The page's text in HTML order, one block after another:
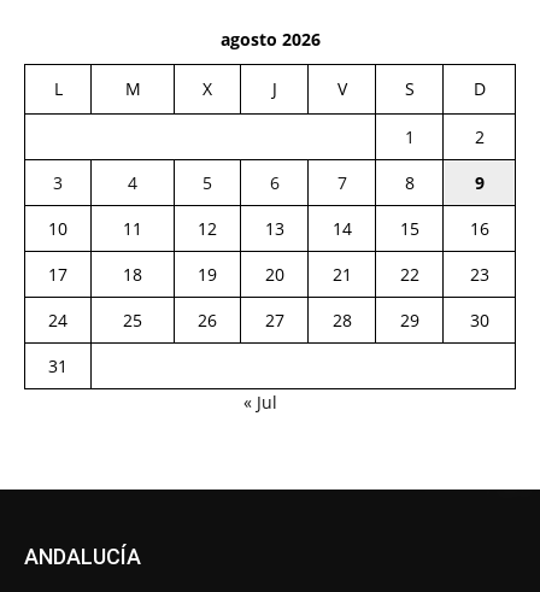
agosto 2026
L M X J V S D
1
2
3
4 5 6 7 8
9
10
11 12 13 14 15
16
17
18 19 20 21 22
23
24
25 26 27 28 29
30
31
« Jul
ANDALUCÍA